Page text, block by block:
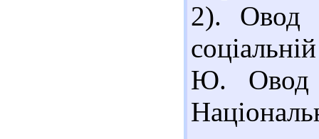
2). Овод
Ю. Овод